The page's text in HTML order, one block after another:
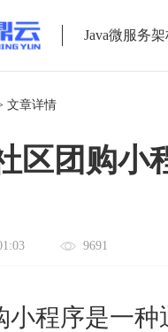
Java微服务架
文章详情
区团购小
9691
小程序是一